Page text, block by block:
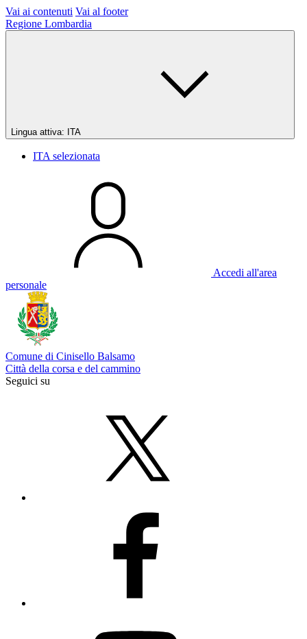
Vai ai contenuti Vai al footer
Regione Lombardia
Lingua attiva: ITA
ITA selezionata
Accedi all'area
personale
Comune di Cinisello Balsamo
Città della corsa e del cammino
Seguici su